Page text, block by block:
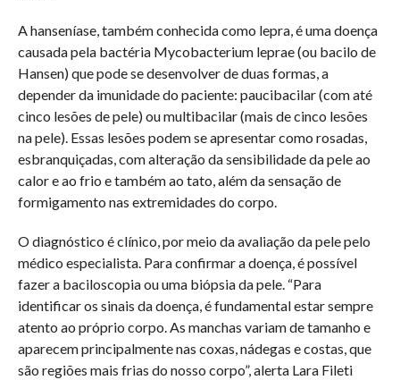
A hanseníase, também conhecida como lepra, é uma doença
causada pela bactéria Mycobacterium leprae (ou bacilo de
Hansen) que pode se desenvolver de duas formas, a
depender da imunidade do paciente: paucibacilar (com até
cinco lesões de pele) ou multibacilar (mais de cinco lesões
na pele). Essas lesões podem se apresentar como rosadas,
esbranquiçadas, com alteração da sensibilidade da pele ao
calor e ao frio e também ao tato, além da sensação de
formigamento nas extremidades do corpo.
O diagnóstico é clínico, por meio da avaliação da pele pelo
médico especialista. Para confirmar a doença, é possível
fazer a baciloscopia ou uma biópsia da pele. “Para
identificar os sinais da doença, é fundamental estar sempre
atento ao próprio corpo. As manchas variam de tamanho e
aparecem principalmente nas coxas, nádegas e costas, que
são regiões mais frias do nosso corpo”, alerta Lara Fileti